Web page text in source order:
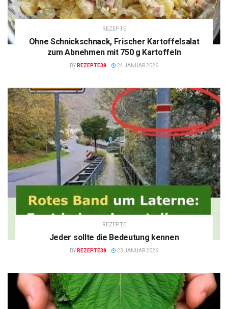
REZEPTE
Ohne Schnickschnack, Frischer Kartoffelsalat
zum Abnehmen mit 750 g Kartoffeln
BY REZEPTE38 24 JANUAR 2026
REZEPTE
Jeder sollte die Bedeutung kennen
BY REZEPTE38 23 JANUAR 2026